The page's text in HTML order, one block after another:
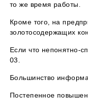
то же время работы.
Кроме того, на
золотосодержащих
Если что непонятно-
03.
Большинство
Постепенное